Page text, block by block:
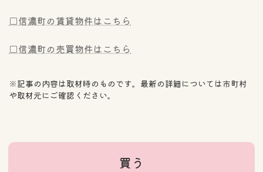
□信濃町の賃貸物件はこちら
□信濃町の売買物件はこちら
※記事の内容は取材時のものです。最新の詳細については市町村
や取材元にご確認ください。
買う